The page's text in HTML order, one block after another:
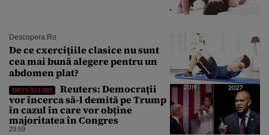
Descopera.ro
De ce cxercițiile clasice nu sunt
cea mai bună alegere pentru un
abdomen plat?
DEZVĂLUIRI
Reuters: Democrații
vor încerca să-l demită pe Trump
în cazul în care vor obține
majoritatea în Congres
23:59